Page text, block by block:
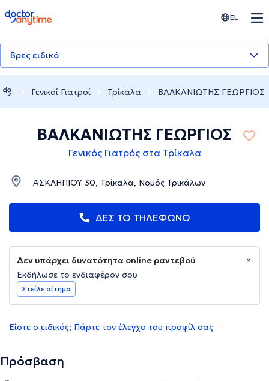
doctoranytime EL
Βρες ειδικό
Γενικοί Γιατροί Τρίκαλα ΒΑΛΚΑΝΙΩΤΗΣ ΓΕΩΡΓΙΟΣ
ΒΑΛΚΑΝΙΩΤΗΣ ΓΕΩΡΓΙΟΣ
Γενικός Γιατρός στα Τρίκαλα
ΑΣΚΛΗΠΙΟΥ 30, Τρίκαλα, Νομός Τρικάλων
ΔΕΣ ΤΟ ΤΗΛΕΦΩΝΟ
Δεν υπάρχει δυνατότητα online ραντεβού
Εκδήλωσε το ενδιαφέρον σου
Στείλε αίτημα
Είστε ο ειδικός; Πάρτε τον έλεγχο του προφίλ σας
Πρόσβαση